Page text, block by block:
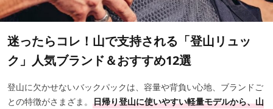
迷ったらコレ！山で支持される「登山リュッ
ク」人気ブランド＆おすすめ12選
登山に欠かせないバックパックは、容量や背負い心地、ブランドご
との特徴がさまざま。 日帰り登山に使いやすい軽量モデルから、山